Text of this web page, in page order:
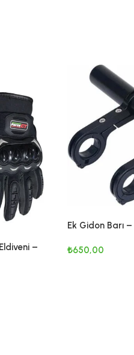
–
Ek Gidon Barı
Uyumluluk)
₺650,00